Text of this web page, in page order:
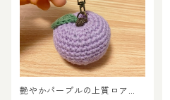
艶やかパープルの上質ロア